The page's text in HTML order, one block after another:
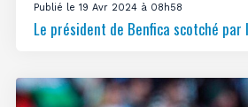
Publié le 19 Avr 2024 à 08h58
Le président de Benfica scotché par